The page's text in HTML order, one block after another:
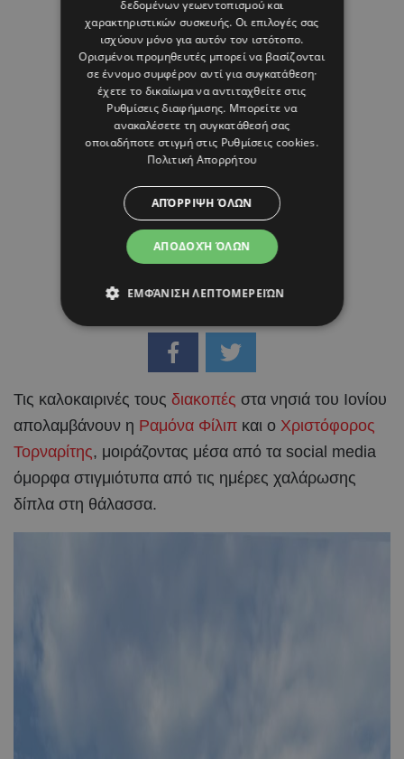
07 ΑΥΓΟΥΣΤΟΥ 26 - 15:45
Μαρία Καραμάνου
Τις καλοκαιρινές τους διακοπές στα νησιά του Ιονίου
απολαμβάνουν η Ραμόνα Φίλιπ και ο Χριστόφορος
Τορναρίτης, μοιράζοντας μέσα από τα social media
όμορφα στιγμιότυπα από τις ημέρες χαλάρωσης
δίπλα στη θάλασσα.
δεδομένων γεωεντοπισμού και
χαρακτηριστικών συσκευής. Οι επιλογές σας
ισχύουν μόνο για αυτόν τον ιστότοπο.
Ορισμένοι προμηθευτές μπορεί να βασίζονται
σε έννομο συμφέρον αντί για συγκατάθεση·
έχετε το δικαίωμα να αντιταχθείτε στις
Ρυθμίσεις διαφήμισης. Μπορείτε να
ανακαλέσετε τη συγκατάθεσή σας
οποιαδήποτε στιγμή στις Ρυθμίσεις cookies.
Πολιτική Απορρήτου
ΑΠΟΔΟΧΉ ΌΛΩΝ
ΑΠΌΡΡΙΨΗ ΌΛΩΝ
ΕΜΦΆΝΙΣΗ ΛΕΠΤΟΜΕΡΕΙΏΝ